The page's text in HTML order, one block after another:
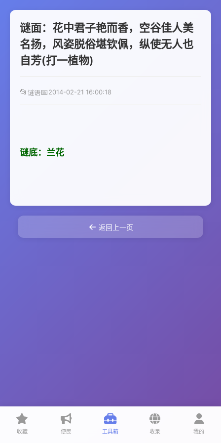
谜面：花中君子艳而香，空谷佳人美
名扬，风姿脱俗堪钦佩，纵使无人也
自芳(打一植物)
📂 谜语📅2014-02-21 16:00:18
谜底：兰花
← 返回上一页
收藏 便民 工具箱 收录 我的